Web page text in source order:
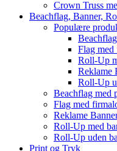
Crown Truss
Beachflag, Banner,
Populære
Flag
Roll-Up
Reklame
Roll-Up
Beachflag med
Flag med
Reklame
Roll-Up med
Roll-Up uden
Print og Tryk